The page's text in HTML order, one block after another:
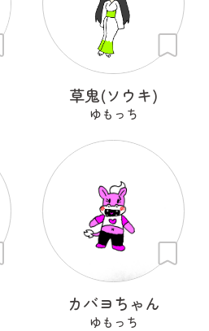
草鬼(ソウキ)
ゆもっち
カバヨちゃん
ゆもっち